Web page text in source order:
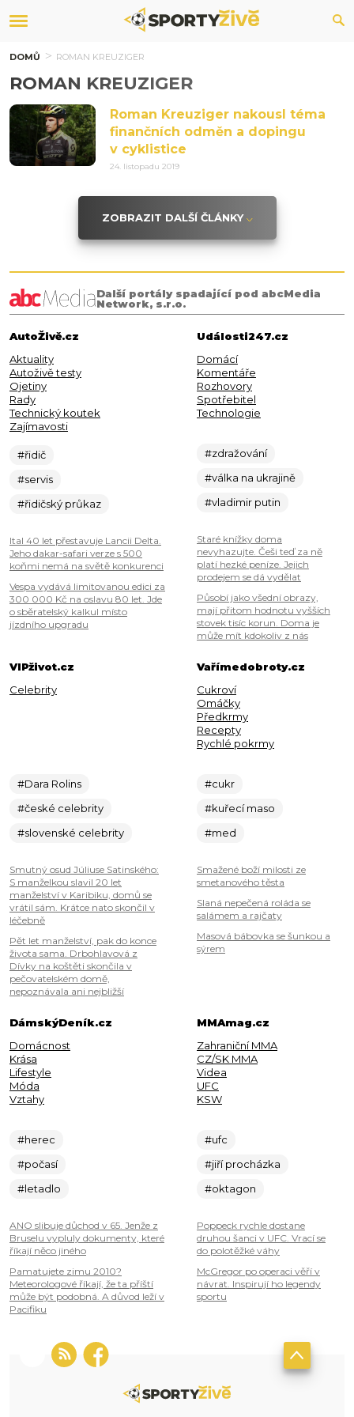
DOMŮ ROMAN KREUZIGER
ROMAN KREUZIGER
Roman Kreuziger nakousl téma
finančních odměn a dopingu
v cyklistice
24. listopadu 2019
ZOBRAZIT DALŠÍ ČLÁNKY
Další portály spadající pod abcMedia
Network, s.r.o.
AutoŽivě.cz
Aktuality
Autoživě testy
Ojetiny
Rady
Technický koutek
Zajímavosti
#řidič
#servis
#řidičský průkaz
Ital 40 let přestavuje Lancii Delta.
Jeho dakar-safari verze s 500
koňmi nemá na světě konkurenci
Vespa vydává limitovanou edici za
300 000 Kč na oslavu 80 let. Jde
o sběratelský kalkul místo
jízdního upgradu
Události247.cz
Domácí
Komentáře
Rozhovory
Spotřebitel
Technologie
#zdražování
#válka na ukrajině
#vladimir putin
Staré knížky doma
nevyhazujte. Češi teď za ně
platí hezké peníze. Jejich
prodejem se dá vydělat
Působí jako všední obrazy,
mají přitom hodnotu vyšších
stovek tisíc korun. Doma je
může mít kdokoliv z nás
VIPživot.cz
Celebrity
#Dara Rolins
#české celebrity
#slovenské celebrity
Smutný osud Júliuse Satinského:
S manželkou slavil 20 let
manželství v Karibiku, domů se
vrátil sám. Krátce nato skončil v
léčebně
Pět let manželství, pak do konce
života sama. Drbohlavová z
Dívky na koštěti skončila v
pečovatelském domě,
nepoznávala ani nejbližší
Vařímedobroty.cz
Cukroví
Omáčky
Předkrmy
Recepty
Rychlé pokrmy
#cukr
#kuřecí maso
#med
Smažené boží milosti ze
smetanového těsta
Slaná nepečená roláda se
salámem a rajčaty
Masová bábovka se šunkou a
sýrem
DámskýDeník.cz
Domácnost
Krása
Lifestyle
Móda
Vztahy
#herec
#počasí
#letadlo
ANO slibuje důchod v 65. Jenže z
Bruselu vypluly dokumenty, které
říkají něco jiného
Pamatujete zimu 2010?
Meteorologové říkají, že ta příští
může být podobná. A důvod leží v
Pacifiku
MMAmag.cz
Zahraniční MMA
CZ/SK MMA
Videa
UFC
KSW
#ufc
#jiří procházka
#oktagon
Poppeck rychle dostane
druhou šanci v UFC. Vrací se
do polotěžké váhy
McGregor po operaci věří v
návrat. Inspirují ho legendy
sportu